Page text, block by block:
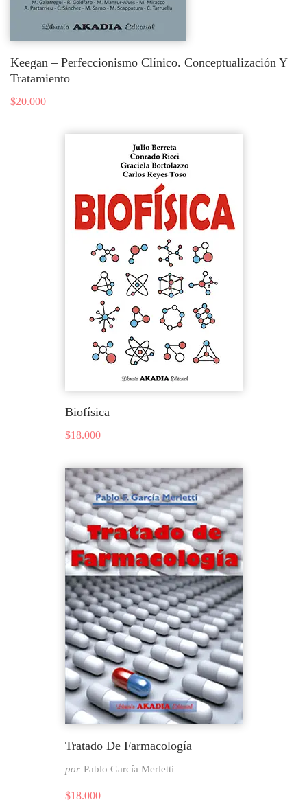
Keegan – Perfeccionismo Clínico. Conceptualización Y
Tratamiento
$20.000
Biofísica
$18.000
Tratado De Farmacología
por Pablo García Merletti
$18.000